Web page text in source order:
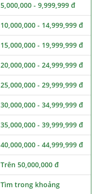
5,000,000 - 9,999,999 đ
10,000,000 - 14,999,999 đ
15,000,000 - 19,999,999 đ
20,000,000 - 24,999,999 đ
25,000,000 - 29,999,999 đ
30,000,000 - 34,999,999 đ
35,000,000 - 39,999,999 đ
40,000,000 - 44,999,999 đ
Trên 50,000,000 đ
Tìm trong khoảng